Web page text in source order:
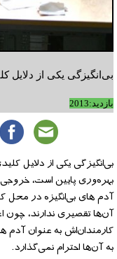
بی‌انگیزگی یکی از
بازدید:2013
بی‌انگیزگی یکی از دلایل
بهره‌وری پایین است،
آدم های بی‌انگیزه در محل
آ‌ن‌ها تقصیری ندارند، چون
کارمندان‌اش به عنوان
به آن‌ها احترام نمی‌گذارد.